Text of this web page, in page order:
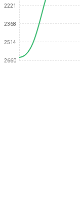
2221
2368
2514
2660